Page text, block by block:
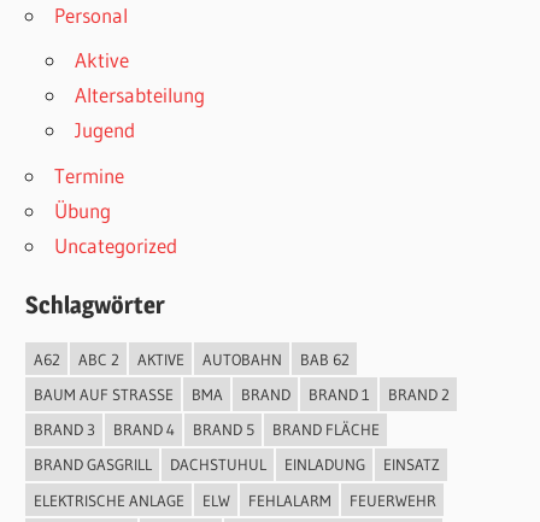
Personal
Aktive
Altersabteilung
Jugend
Termine
Übung
Uncategorized
Schlagwörter
A62 ABC 2 AKTIVE AUTOBAHN
BAB 62
BAUM AUF STRASSE
BMA BRAND BRAND 1
BRAND 2
BRAND 3
BRAND 4 BRAND 5
BRAND FLÄCHE
BRAND GASGRILL
DACHSTUHUL EINLADUNG
EINSATZ
ELEKTRISCHE ANLAGE
ELW FEHLALARM
FEUERWEHR